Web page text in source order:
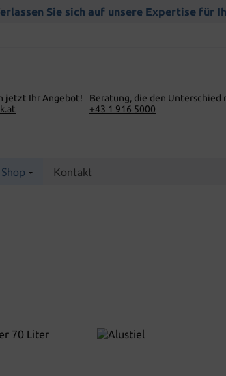
Sie sich auf unsere Expertise für
jetzt Ihr Angebot!
Beratung, die den Unterschied
+43 1 916 5000
Shop Kontakt